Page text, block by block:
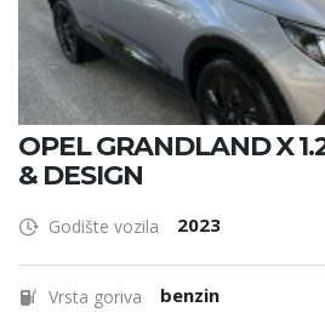
OPEL GRANDLAND X
& DESIGN
Godište vozila 2023
Vrsta goriva benzin